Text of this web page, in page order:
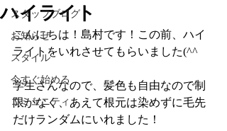
スタッフブログ
お知らせ
スタイル
今すぐ始める
コミュニティ
ハイライト
こんにちは！島村です！この前、ハイ
ライトをいれさせてもらいました(^^ゞ
学生さんなので、髪色も自由なので制
限がなく、あえて根元は染めずに毛先
だけランダムにいれました！